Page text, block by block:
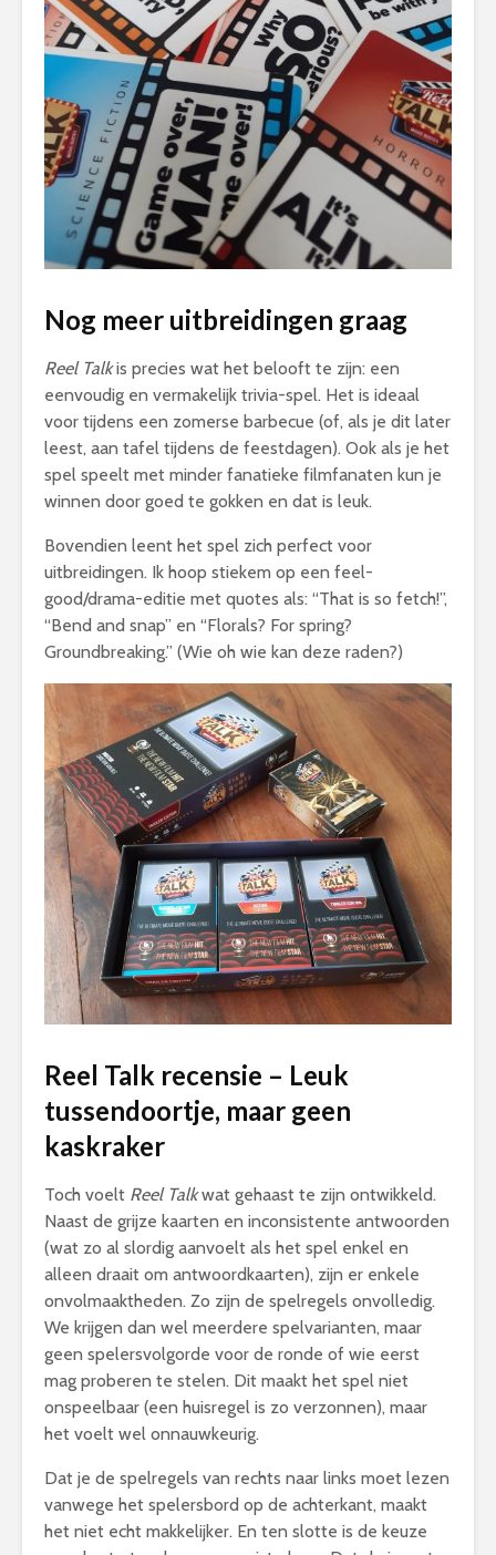
Nog meer uitbreidingen graag
Reel Talkis precies wat het belooft te zijn: een
eenvoudig en vermakelijk trivia-spel. Het is ideaal
voor tijdens een zomerse barbecue (of, als je dit later
leest, aan tafel tijdens de feestdagen). Ook als je het
spel speelt met minder fanatieke filmfanaten kun je
winnen door goed te gokken en dat is leuk.
Bovendien leent het spel zich perfect voor
uitbreidingen. Ik hoop stiekem op een feel-
good/drama-editie met quotes als: “That is so fetch!”,
“Bend and snap” en “Florals? For spring?
Groundbreaking.” (Wie oh wie kan deze raden?)
Reel Talk recensie – Leuk
tussendoortje, maar geen
kaskraker
Toch voelt Reel Talkwat gehaast te zijn ontwikkeld.
Naast de grijze kaarten en inconsistente antwoorden
(wat zo al slordig aanvoelt als het spel enkel en
alleen draait om antwoordkaarten), zijn er enkele
onvolmaaktheden. Zo zijn de spelregels onvolledig.
We krijgen dan wel meerdere spelvarianten, maar
geen spelersvolgorde voor de ronde of wie eerst
mag proberen te stelen. Dit maakt het spel niet
onspeelbaar (een huisregel is zo verzonnen), maar
het voelt wel onnauwkeurig.
Dat je de spelregels van rechts naar links moet lezen
vanwege het spelersbord op de achterkant, maakt
het niet echt makkelijker. En ten slotte is de keuze